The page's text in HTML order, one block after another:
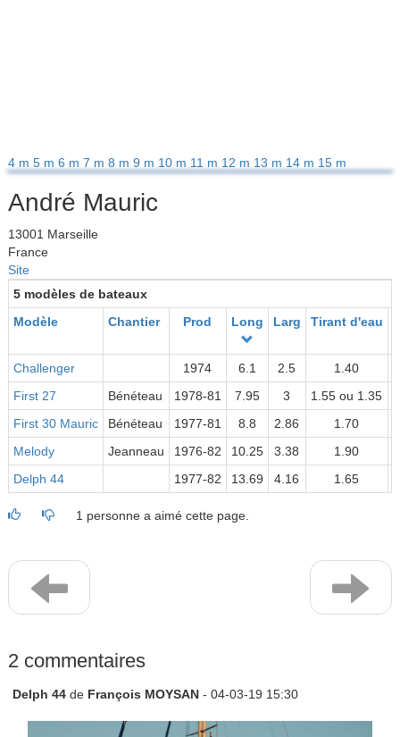
4 m 5 m 6 m 7 m 8 m 9 m 10 m 11 m 12 m 13 m 14 m 15 m
André Mauric
13001 Marseille
France
Site
5 modèles de bateaux
Modèle
Chantier Prod Long Larg Tirant d'eau
Challenger 1974 6.1 2.5 1.40
First 27
Bénéteau 1978-81 7.95 3 1.55 ou 1.35
First 30 Mauric
Bénéteau 1977-81 8.8 2.86 1.70
Melody
Jeanneau 1976-82 10.25 3.38 1.90
Delph 44
1977-82 13.69 4.16 1.65
1 personne a aimé cette page.
2 commentaires
Delph 44de François MOYSAN- 04-03-19 15:30